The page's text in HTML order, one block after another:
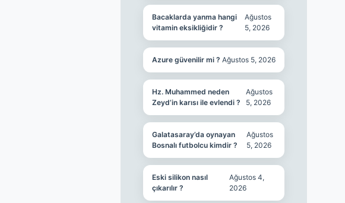
Bacaklarda yanma hangi
vitamin eksikliğidir ?
Ağustos
5, 2026
Azure güvenilir mi ? Ağustos 5, 2026
Hz. Muhammed neden
Zeyd’in karısı ile evlendi ?
Ağustos
5, 2026
Galatasaray’da oynayan
Bosnalı futbolcu kimdir ?
Ağustos
5, 2026
Eski silikon nasıl
çıkarılır ?
Ağustos 4,
2026